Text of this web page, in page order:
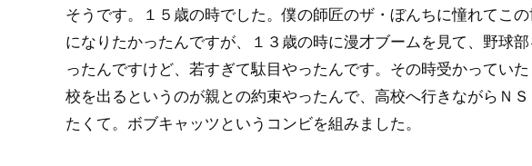
そうです。１５歳の時でした。僕の師匠のザ・ぼんちに憧れてこ
になりたかったんですが、１３歳の時に漫才ブームを見て、野球
ったんですけど、若すぎて駄目やったんです。その時受かってい
校を出るというのが親との約束やったんで、高校へ行きながらＮ
たくて。ボブキャッツというコンビを組みました。